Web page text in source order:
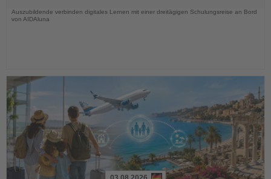
Auszubildende verbinden digitales Lernen mit einer dreitägigen Schulungsreise an Bord
von AIDAluna